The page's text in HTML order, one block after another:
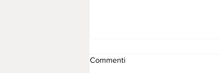
Commenti